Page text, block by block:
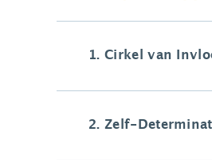
1. Cirkel van
2. Zelf-